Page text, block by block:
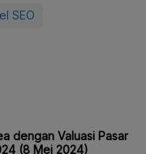
SEO